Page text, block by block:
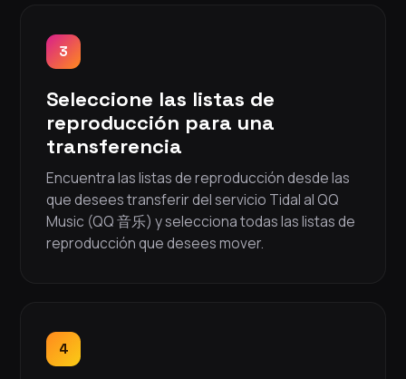
3
Seleccione las listas de
reproducción para una
transferencia
Encuentra las listas de reproducción desde las
que desees transferir del servicio Tidal al QQ
Music (QQ 音乐) y selecciona todas las listas de
reproducción que desees mover.
4